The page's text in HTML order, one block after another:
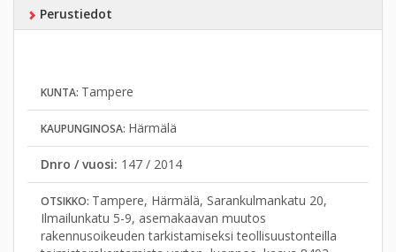
Perustiedot
KUNTA: Tampere
KAUPUNGINOSA: Härmälä
Dnro / vuosi: 147 / 2014
OTSIKKO: Tampere, Härmälä, Sarankulmankatu 20,
Ilmailunkatu 5-9, asemakaavan muutos
rakennusoikeuden tarkistamiseksi teollisuustonteilla